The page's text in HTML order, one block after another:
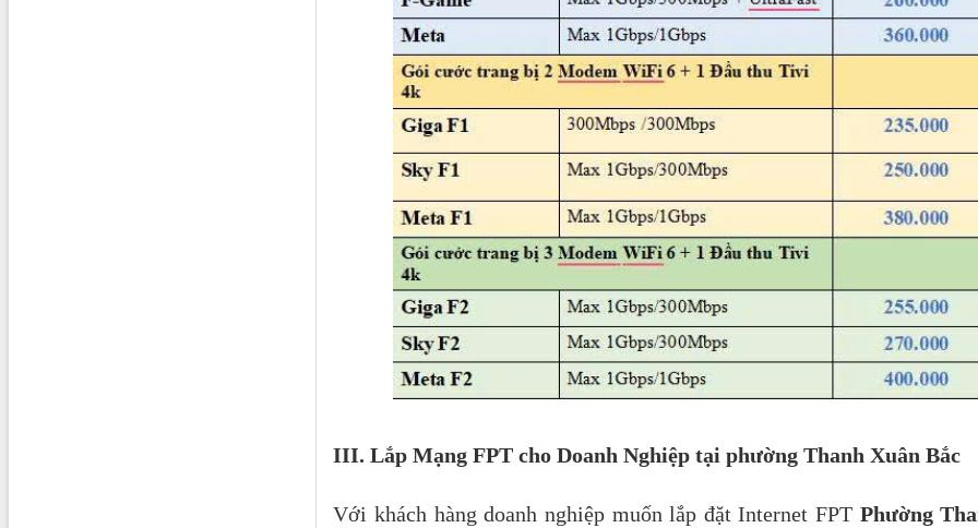
III. Lắp Mạng FPT cho Doanh Nghiệp tại phường Thanh Xuân Bắc
Với khách hàng doanh nghiệp muốn lắp đặt Internet FPT Phường